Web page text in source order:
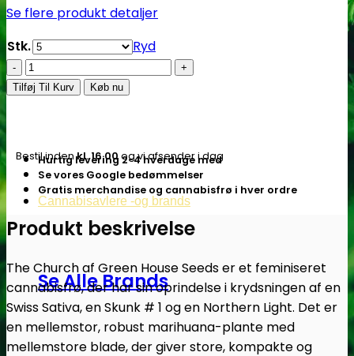
Cannabisavlere -og brands
Se Alle Brands
Se flere produkt detaljer
Stk.
Ryd
The
Church
-
Green
House
Seeds
Tilføj Til Kurv Køb nu
Bestil indenkl. 16.00og vi afsender i dag
Hurtig levering 2-4 hverdage med
Se vores Google bedømmelser
Gratis merchandise og cannabisfrø i hver ordre
Produkt beskrivelse
The Church af Green House Seeds er et feminiseret
cannabisfrø, der har sin oprindelse i krydsningen af en
Swiss Sativa, en Skunk # 1 og en Northern Light. Det er
en mellemstor, robust marihuana-plante med
mellemstore blade, der giver store, kompakte og